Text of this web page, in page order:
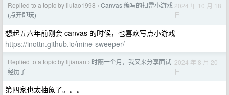
Replied to a topic by liutao1998 › Canvas 编写的扫雷小游戏
(点开即玩)
2024 年 10 月 18
日
想起五六年前刚会 canvas 的时候，也喜欢写点小游戏
https://inottn.github.io/mine-sweeper/
Replied to a topic by lijianan › 时隔一个月，我又来分享面试
经历了
2024 年 8 月 20
日
第四家也太抽象了。。。